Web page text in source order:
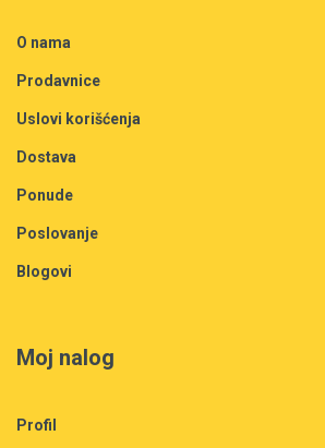
O nama
Prodavnice
Uslovi korišćenja
Dostava
Ponude
Poslovanje
Blogovi
Moj nalog
Profil